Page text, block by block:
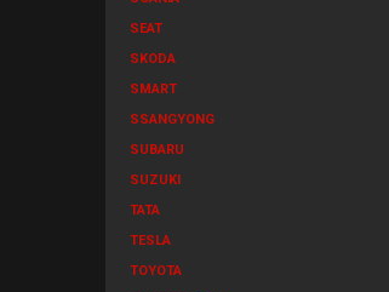
SEAT
SKODA
SMART
SSANGYONG
SUBARU
SUZUKI
TATA
TESLA
TOYOTA